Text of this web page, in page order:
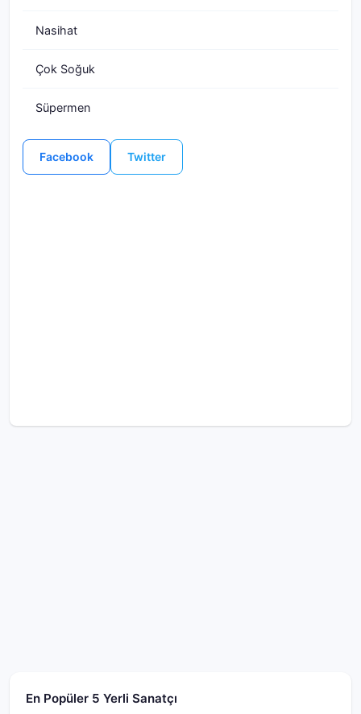
Nasihat
Çok Soğuk
Süpermen
Facebook Twitter
En Popüler 5 Yerli Sanatçı